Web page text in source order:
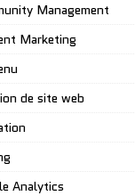
Management
Marketing
de site web
Analytics